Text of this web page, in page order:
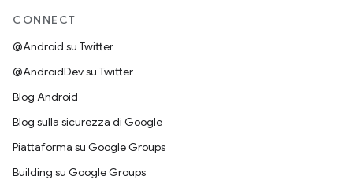
CONNECT
@Android su Twitter
@AndroidDev su Twitter
Blog Android
Blog sulla sicurezza di Google
Piattaforma su Google Groups
Building su Google Groups